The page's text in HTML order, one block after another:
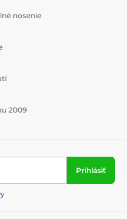
nosenie
2009
Prihlásiť